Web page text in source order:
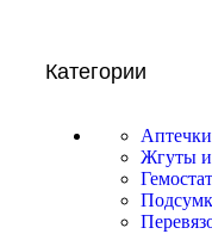
Категории
Аптечки
Жгуты и